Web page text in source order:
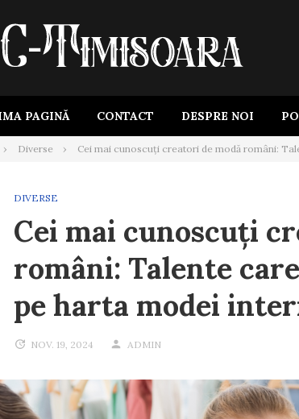
PAGINĂ CONTACT DESPRE NOI
Diverse Cei mai cunoscuți creatori de modă români:
DIVERSE
Cei mai cunoscuți
români: Talente
pe harta modei
NOV. 19, 2024 ADMIN